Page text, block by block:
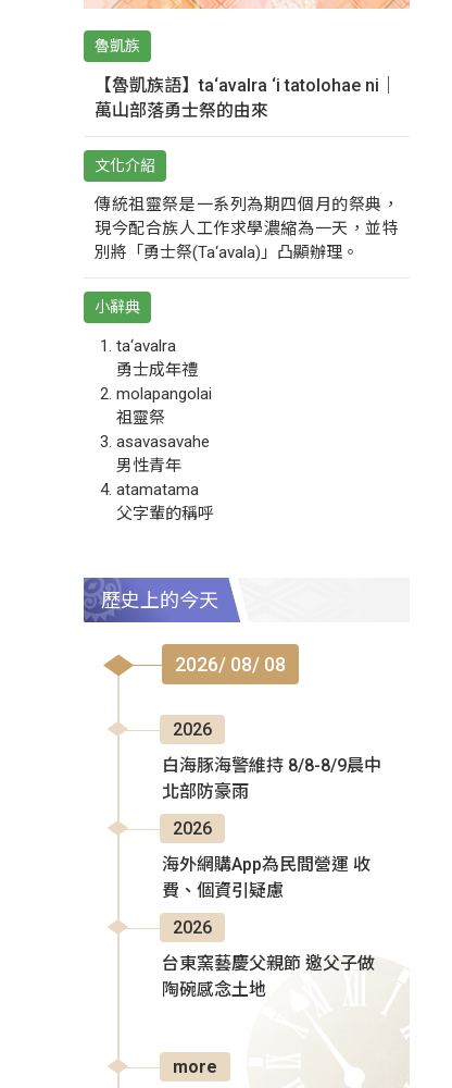
魯凱族
【魯凱族語】ta‘avalra ‘i tatolohae ni｜
萬山部落勇士祭的由來
文化介紹
傳統祖靈祭是一系列為期四個月的祭典，
現今配合族人工作求學濃縮為一天，並特
別將「勇士祭(Ta‘avala)」凸顯辦理。
小辭典
ta‘avalra
勇士成年禮
molapangolai
祖靈祭
asavasavahe
男性青年
atamatama
父字輩的稱呼
歷史上的今天
2026/ 08/ 08
2026
白海豚海警維持 8/8-8/9晨中
北部防豪雨
2026
海外網購App為民間營運 收
費、個資引疑慮
2026
台東窯藝慶父親節 邀父子做
陶碗感念土地
more